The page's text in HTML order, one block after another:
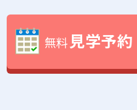
無料 見学予約